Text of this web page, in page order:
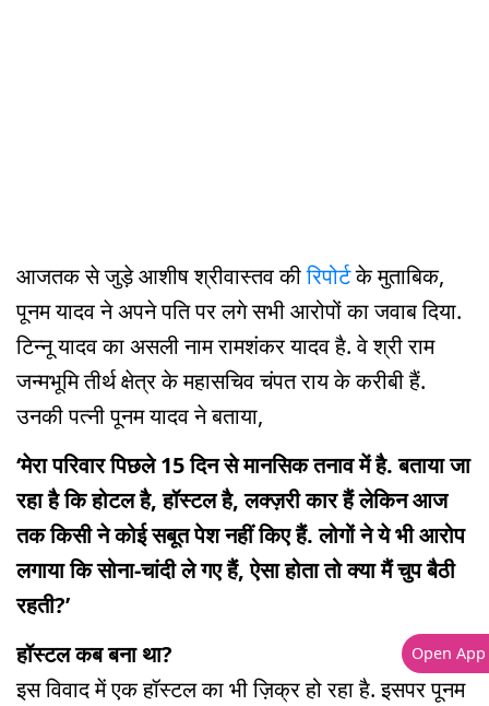
आजतक से जुड़े आशीष श्रीवास्तव कीरिपोर्टके मुताबिक,
पूनम यादव ने अपने पति पर लगे सभी आरोपों का जवाब दिया.
टिन्नू यादव का असली नाम रामशंकर यादव है. वे श्री राम
जन्मभूमि तीर्थ क्षेत्र के महासचिव चंपत राय के करीबी हैं.
उनकी पत्नी पूनम यादव ने बताया,
‘मेरा परिवार पिछले 15 दिन से मानसिक तनाव में है. बताया जा
रहा है कि होटल है, हॉस्टल है, लक्ज़री कार हैं लेकिन आज
तक किसी ने कोई सबूत पेश नहीं किए हैं. लोगों ने ये भी आरोप
लगाया कि सोना-चांदी ले गए हैं, ऐसा होता तो क्या मैं चुप बैठी
रहती?’
हॉस्टल कब बना था?
इस विवाद में एक हॉस्टल का भी ज़िक्र हो रहा है. इसपर पूनम
Open App